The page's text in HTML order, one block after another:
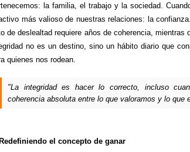
la familia, el trabajo y la sociedad.
más valioso de nuestras relaciones: la
de deslealtad requiere años de coherencia, mientras
no es un destino, sino un hábito diario que
quienes nos rodean.
"La integridad es hacer lo correcto, incluso
coherencia absoluta entre lo que valoramos y lo que
el concepto de ganar